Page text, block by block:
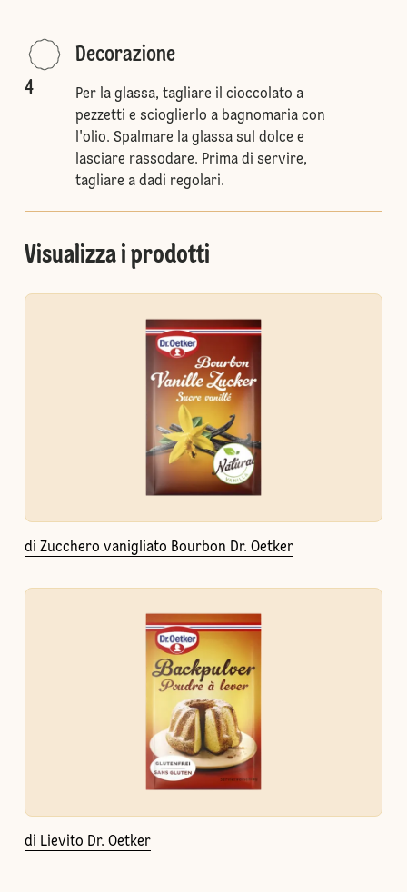
4
Decorazione
Per la glassa, tagliare il cioccolato a
pezzetti e scioglierlo a bagnomaria con
l'olio. Spalmare la glassa sul dolce e
lasciare rassodare. Prima di servire,
tagliare a dadi regolari.
Visualizza i prodotti
di Zucchero vanigliato Bourbon Dr. Oetker
di Lievito Dr. Oetker